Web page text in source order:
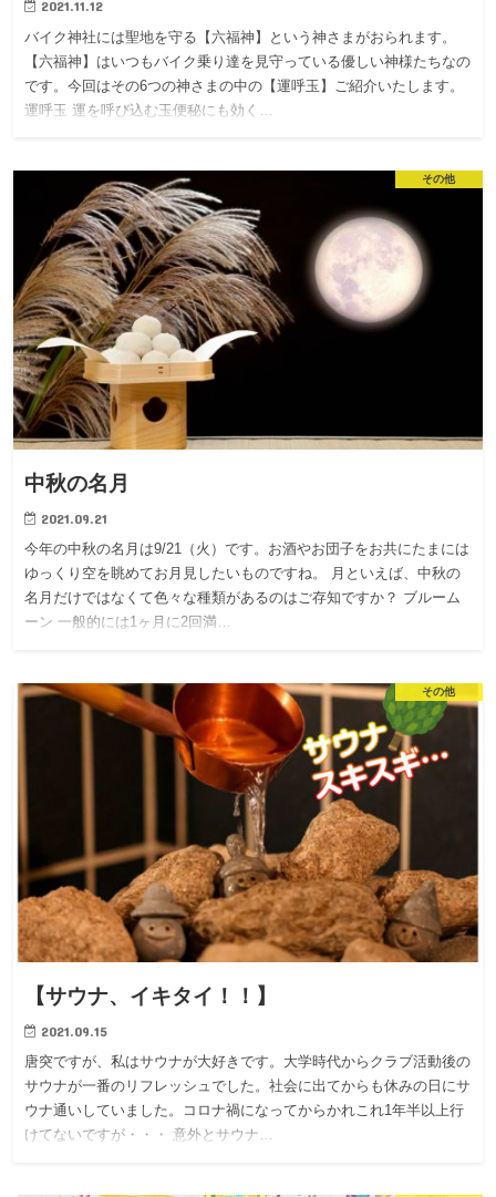
2021.11.12
バイク神社には聖地を守る【六福神】という神さまがおられます。
【六福神】はいつもバイク乗り達を見守っている優しい神様たちなの
です。今回はその6つの神さまの中の【運呼玉】ご紹介いたします。
運呼玉 運を呼び込む玉便秘にも効く…
その他
中秋の名月
2021.09.21
今年の中秋の名月は9/21（火）です。お酒やお団子をお共にたまには
ゆっくり空を眺めてお月見したいものですね。 月といえば、中秋の
名月だけではなくて色々な種類があるのはご存知ですか？ ブルーム
ーン 一般的には1ヶ月に2回満…
その他
【サウナ、イキタイ！！】
2021.09.15
唐突ですが、私はサウナが大好きです。大学時代からクラブ活動後の
サウナが一番のリフレッシュでした。社会に出てからも休みの日にサ
ウナ通いしていました。コロナ禍になってからかれこれ1年半以上行
けてないですが・・・ 意外とサウナ…